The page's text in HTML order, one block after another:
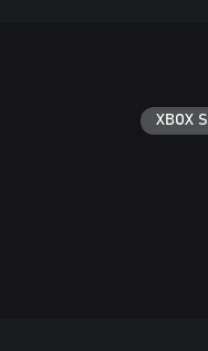
XBOX